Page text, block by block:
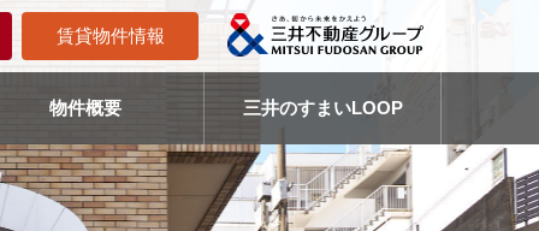
賃貸物件情報
物件概要 三井のすまいLOOP